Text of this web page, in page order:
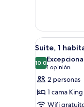
vista
al
lago
Abrir
todas
las
fotos
de
Suite,
5
Suite, 1
10.010.0 de 10
1 opinión
(1
opinión)
2 personas
1 cama
Wifi